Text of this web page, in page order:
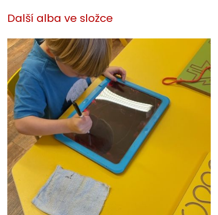
Další alba ve složce